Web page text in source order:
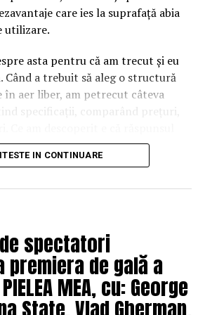
care ies la suprafață abia
utilizare.
asta pentru că am trecut și eu
Când a trebuit să aleg o structură
aer liber, am petrecut câteva
specificații, comparând prețuri,
de context, de cât de des muți
meteo ai de înfruntat.
mai mult decât
cadrul metalic al unui pavilion
Atenția merge, de obicei, spre
IN CONTINUARE
spectatori
de gală a
MEA, cu: George
State, Vlad Gherman,